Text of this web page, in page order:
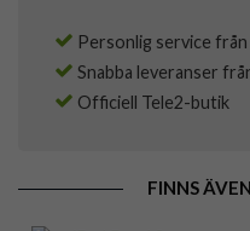
Personlig service
Snabba leveranser
Officiell Tele2-butik
FINNS